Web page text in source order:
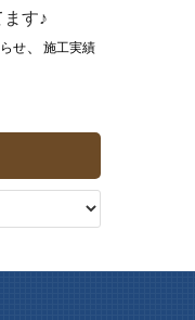
す♪
せ 施工実績